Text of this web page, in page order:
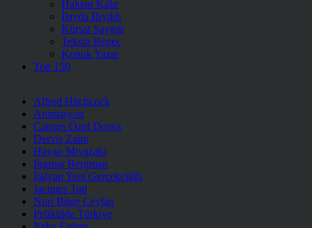
Haktan Kalır
İlayda Bıyıklı
Kürşat Saygılı
Teksin Begeç
Konuk Yazar
Top 150
Alfred Hitchcock
Animasyon
Cannes Özel Dosya
Derviş Zaim
Hayao Miyazaki
Ingmar Bergman
İtalyan Yeni Gerçekçiliği
Jacques Tati
Nuri Bilge Ceylan
Pelikülde Türkiye